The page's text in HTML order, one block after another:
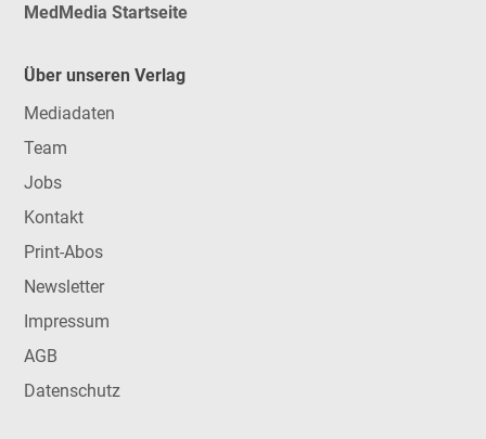
MedMedia Startseite
Über unseren Verlag
Mediadaten
Team
Jobs
Kontakt
Print-Abos
Newsletter
Impressum
AGB
Datenschutz